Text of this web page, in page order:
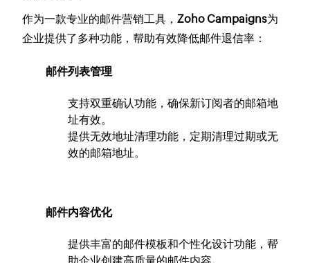
作为一款专业的邮件营销工具，Zoho Campaigns为
企业提供了多种功能，帮助有效降低邮件退信率：
邮件列表管理
支持双重确认功能，确保新订阅者的邮箱地
址有效。
提供无效地址清理功能，定期清理过期或无
效的邮箱地址。
邮件内容优化
提供丰富的邮件模板和个性化设计功能，帮